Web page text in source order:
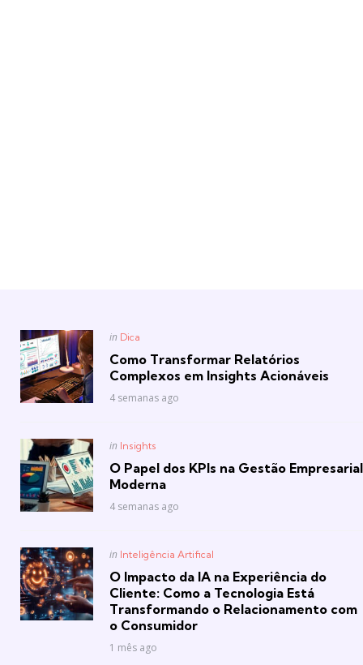
Posted
in Dica
Como Transformar Relatórios
Complexos em Insights Acionáveis
4 semanas ago
Posted
in Insights
O Papel dos KPIs na Gestão Empresarial
Moderna
4 semanas ago
Posted
in Inteligência Artifical
O Impacto da IA na Experiência do
Cliente: Como a Tecnologia Está
Transformando o Relacionamento com
o Consumidor
1 mês ago